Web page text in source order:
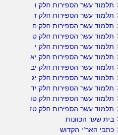
תלמוד עשר הספירות חלק ו
תלמוד עשר הספירות חלק ז
תלמוד עשר הספירות חלק ח
תלמוד עשר הספירות חלק ט
תלמוד עשר הספירות חלק י
תלמוד עשר הספירות חלק יא
תלמוד עשר הספירות חלק יב
תלמוד עשר הספירות חלק יג
תלמוד עשר הספירות חלק יד
תלמוד עשר הספירות חלק טו
תלמוד עשר הספירות חלק טז
בית שער הכוונות
כתבי האר"י הקדוש